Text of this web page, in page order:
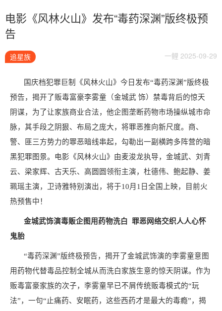
电影《风林火山》发布“毒药深渊”版终极预
告
追星族 一鲤 2025-09-29
国庆档犯罪巨制《风林火山》今日发布“毒药深渊”版终极
预告，揭开了贩毒富豪李雾童（金城武 饰）禁毒背后的惊天
阴谋，为了让家族商业合法，他企图垄断药物市场操纵城市命
脉，其手段之阴狠、布局之庞大，将罪恶推向新尺度。商、
警、匪三方势力的罪恶暗线串起，勾勒出一副横跨多阵营的暗
黑犯罪图景。电影《风林火山》由麦浚龙执导，金城武、刘青
云、梁家辉、古天乐、高圆圆领衔主演，杜德伟、鲍起静、姜
珮瑶主演，卫诗雅特别演出，将于10月 1 日全国上映，目前火
热预售中！
金城武饰演毒贩企图用药物洗白
罪恶网络交织人人心怀
鬼胎
“毒药深渊”版终极预告，揭开了金城武饰演的李雾童意图
用药物代替毒品控制全城从而洗白家族生意的惊天阴谋。作为
贩毒富豪家族的次子，李雾童早已不屑传统贩毒模式的“玩
法”，一句“止痛药、安眠药，这些西药才是最大的毒瘾”，揭